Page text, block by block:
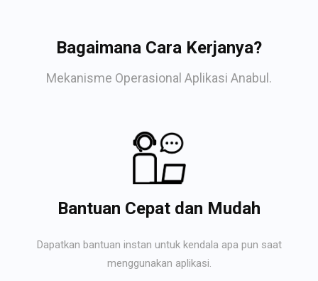
Bagaimana Cara Kerjanya?
Mekanisme Operasional Aplikasi Anabul.
Bantuan Cepat dan Mudah
Dapatkan bantuan instan untuk kendala apa pun saat
menggunakan aplikasi.